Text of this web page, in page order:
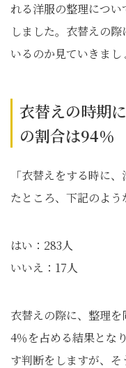
れる洋服の整理につ
しました。衣替えの
いるのか見ていきまし
衣替えの時期
の割合は94％
「衣替えをする時に
たところ、下記のよう
はい：283人
いいえ：17人
衣替えの際に、整理
4％を占める結果とな
す判断をしますが、そ